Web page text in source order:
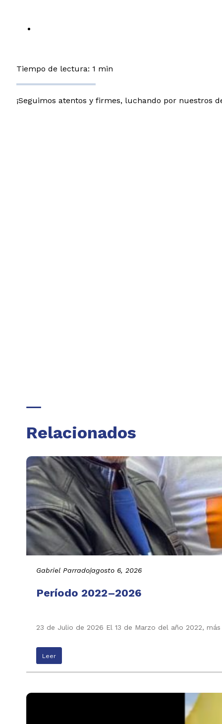
Tiempo de lectura: 1 min
¡Seguimos atentos y firmes, luchando por nuestros
Relacionados
Gabriel Parrado|agosto 6, 2026
Período 2022–2026
23 de Julio de 2026 El 13 de Marzo del año 2022,
Leer